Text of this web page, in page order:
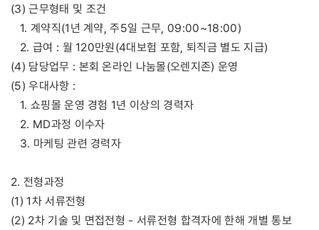
(3) 근무형태 및 조건
1. 계약직(1년 계약, 주5일 근무, 09:00~18:00)
2. 급여 : 월 120만원(4대보험 포함, 퇴직금 별도 지급)
(4) 담당업무 : 본회 온라인 나눔몰(오렌지존) 운영
(5) 우대사항 :
1. 쇼핑몰 운영 경험 1년 이상의 경력자
2. MD과정 이수자
3. 마케팅 관련 경력자
2. 전형과정
(1) 1차 서류전형
(2) 2차 기술 및 면접전형 - 서류전형 합격자에 한해 개별 통보